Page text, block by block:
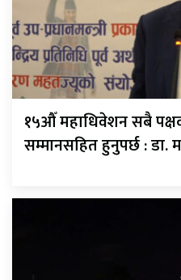
१५औँ महाधिवेशन सबै
सम्मानसहित हुनुपर्छ : डा.